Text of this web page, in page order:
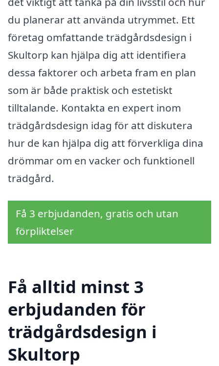
du planerar att använda utrymmet. Ett
företag omfattande trädgårdsdesign i
Skultorp kan hjälpa dig att identifiera
dessa faktorer och arbeta fram en plan
som är både praktisk och estetiskt
tilltalande. Kontakta en expert inom
trädgårdsdesign idag för att diskutera
hur de kan hjälpa dig att förverkliga dina
drömmar om en vacker och funktionell
trädgård.
Få 3 erbjudanden, gratis och utan
förpliktelser
Få alltid minst 3
erbjudanden för
trädgårdsdesign i
Skultorp